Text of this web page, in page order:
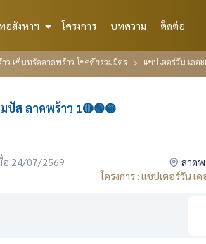
อสังหาฯ โครงการ บทความ ติดต่อ
เซ็นทรัลลาดพร้าว โชคชัยร่วมมิตร แชปเตอร์วัน เดอ
ปัส ลาดพร้าว 1🔴🟢🟡
อ 24/07/2569
ลาดพ
โครงการ : แชปเตอร์วัน เ